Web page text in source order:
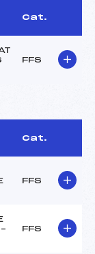
Cat.
FFS
Cat.
FFS
FFS